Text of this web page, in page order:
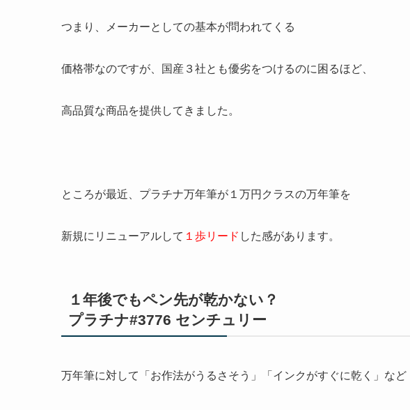
つまり、メーカーとしての基本が問われてくる
価格帯なのですが、国産３社とも優劣をつけるのに困るほど、
高品質な商品を提供してきました。
ところが最近、 プラチナ万年筆が１万円クラスの万年筆を
新規にリニューアルして １歩リード した感があります。
１年後でもペン先が乾かない？
プラチナ#3776 センチュリー
万年筆に対して 「お作法がうるさそう」「インクがすぐに乾く」 など